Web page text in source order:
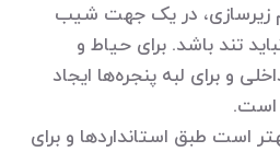
زیرسازی، در یک جهت شیب
تند باشد. برای حیاط و
و برای لبه پنجره‌ها ایجاد
است.
است طبق استانداردها و برای